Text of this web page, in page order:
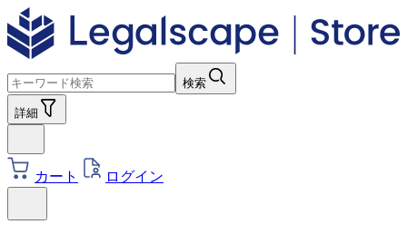
検索
詳細
カート ログイン